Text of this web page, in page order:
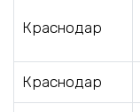
Краснодар
Краснодар